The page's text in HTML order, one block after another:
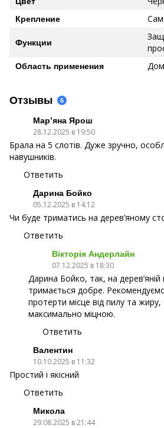
Крепление
Функции
Область применения
Отзывы 6
Мар’яна Ярош
28.12.2025 в 19:50
Брала на 5 слотів. Дуже зручно,
навушників.
Ответить
Дарина Бойко
05.12.2025 в 14:12
Чи буде триматись на дерев’яному
Ответить
Вікторія Андерлайн
07.12.2025 в 18:30
Дарина Бойко, так, на дерев’яній
тримається добре.
протерти місце від пилу та жиру,
максимально міцною.
Ответить
Валентин
10.10.2025 в 11:32
Простий і якісний
Ответить
Микола
29.08.2025 в 21:44